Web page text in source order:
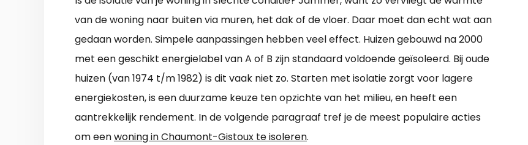
van de woning naar buiten via muren, het dak of de vloer. Daar moet dan echt wat aan
gedaan worden. Simpele aanpassingen hebben veel effect. Huizen gebouwd na 2000
met een geschikt energielabel van A of B zijn standaard voldoende geïsoleerd. Bij oude
huizen (van 1974 t/m 1982) is dit vaak niet zo. Starten met isolatie zorgt voor lagere
energiekosten, is een duurzame keuze ten opzichte van het milieu, en heeft een
aantrekkelijk rendement. In de volgende paragraaf tref je de meest populaire acties
om eenwoning in Chaumont-Gistoux te isoleren.